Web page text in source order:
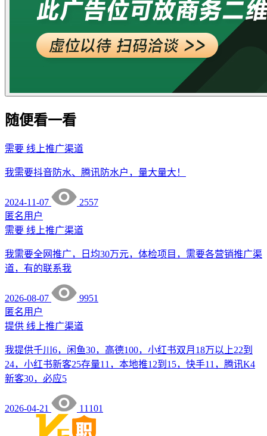
随便看一看
需要 线上推广渠道
我需要抖音防水、腾讯防水户，量大量大！
2024-11-07
2557
匿名用户
需要 线上推广渠道
我需要全网推广，日均30万元，体检项目，需要各营销推广渠
道，有的联系我
2026-08-07
9951
匿名用户
提供 线上推广渠道
我提供千川6，闲鱼30，高德100，小红书双月18万以上22到
24，小红书新客25存量11，本地推12到15，快手11，腾讯K4
新客30，必应5
2026-04-21 11101